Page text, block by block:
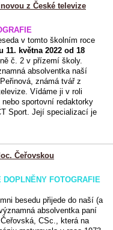
z České televize
v tomto školním roce
11. května 2022 od 18
č. 2 v přízemí školy.
absolventka naší
známá tvář z
Vídáme ji v roli
sportovní redaktorky
Sport. Její specializací je
Čeřovskou
DOPLNĚNY FOTOGRAFIE
besedu přijede do naší (a
absolventka paní
CSc., která na